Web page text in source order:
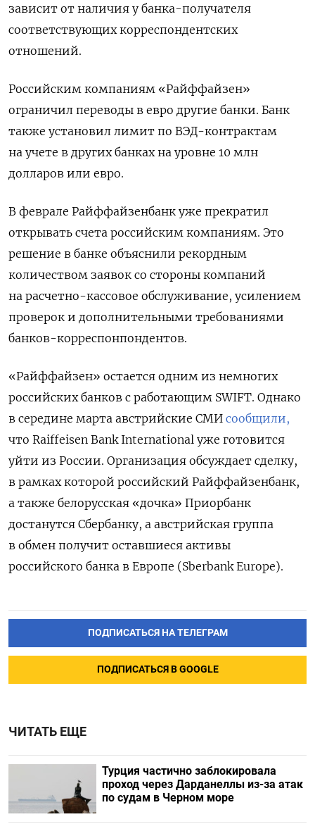
зависит от наличия у банка-получателя
соответствующих корреспондентских
отношений.
Российским компаниям «Райффайзен»
ограничил переводы в евро другие банки. Банк
также установил лимит по ВЭД-контрактам
на учете в других банках на уровне 10 млн
долларов или евро.
В феврале Райффайзенбанк уже прекратил
открывать счета российским компаниям. Это
решение в банке объяснили рекордным
количеством заявок со стороны компаний
на расчетно-кассовое обслуживание, усилением
проверок и дополнительными требованиями
банков-корреспонпондентов.
«Райффайзен» остается одним из немногих
российских банков с работающим SWIFT. Однако
в середине марта австрийские СМИ сообщили,
что Raiffeisen Bank International уже готовится
уйти из России. Организация обсуждает сделку,
в рамках которой российский Райффайзенбанк,
а также белорусская «дочка» Приорбанк
достанутся Сбербанку, а австрийская группа
в обмен получит оставшиеся активы
российского банка в Европе (Sberbank Europe).
ПОДПИСАТЬСЯ НА ТЕЛЕГРАМ
ПОДПИСАТЬСЯ В GOOGLE
ЧИТАТЬ ЕЩЕ
Турция частично заблокировала
проход через Дарданеллы из-за атак
по судам в Черном море